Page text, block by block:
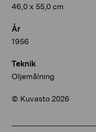
46,0 x 55,0 cm
År
1956
Teknik
Oljemålning
© Kuvasto 2026